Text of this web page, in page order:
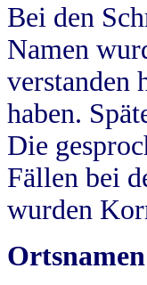
Bei den
Namen
verstanden
haben.
Die
Fällen bei
wurden
Ortsnamen